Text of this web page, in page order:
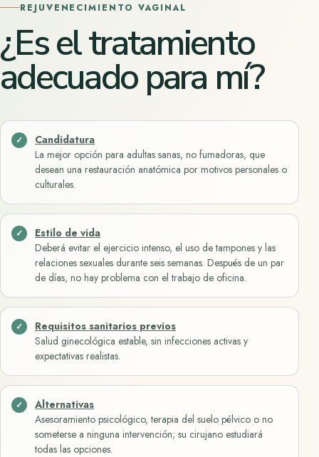
REJUVENECIMIENTO VAGINAL
¿Es el tratamiento
adecuado para mí?
Candidatura
La mejor opción para adultas sanas, no fumadoras, que
desean una restauración anatómica por motivos personales o
culturales.
Estilo de vida
Deberá evitar el ejercicio intenso, el uso de tampones y las
relaciones sexuales durante seis semanas. Después de un par
de días, no hay problema con el trabajo de oficina.
Requisitos sanitarios previos
Salud ginecológica estable, sin infecciones activas y
expectativas realistas.
Alternativas
Asesoramiento psicológico, terapia del suelo pélvico o no
someterse a ninguna intervención; su cirujano estudiará
todas las opciones.